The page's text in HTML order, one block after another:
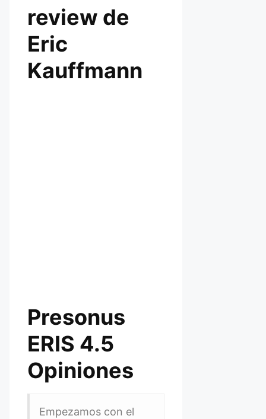
review de
Eric
Kauffmann
Presonus
ERIS 4.5
Opiniones
Empezamos con el